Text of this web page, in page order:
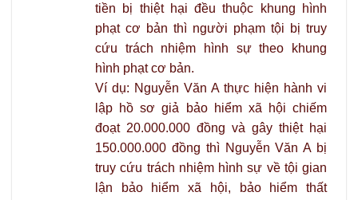
tiền bị thiệt hại đều thuộc khung hình
phạt cơ bản thì người phạm tội bị truy
cứu trách nhiệm hình sự theo khung
hình phạt cơ bản.
Ví dụ: Nguyễn Văn A thực hiện hành vi
lập hồ sơ giả bảo hiểm xã hội chiếm
đoạt 20.000.000 đồng và gây thiệt hại
150.000.000 đồng thì Nguyễn Văn A bị
truy cứu trách nhiệm hình sự về tội gian
lận bảo hiểm xã hội, bảo hiểm thất